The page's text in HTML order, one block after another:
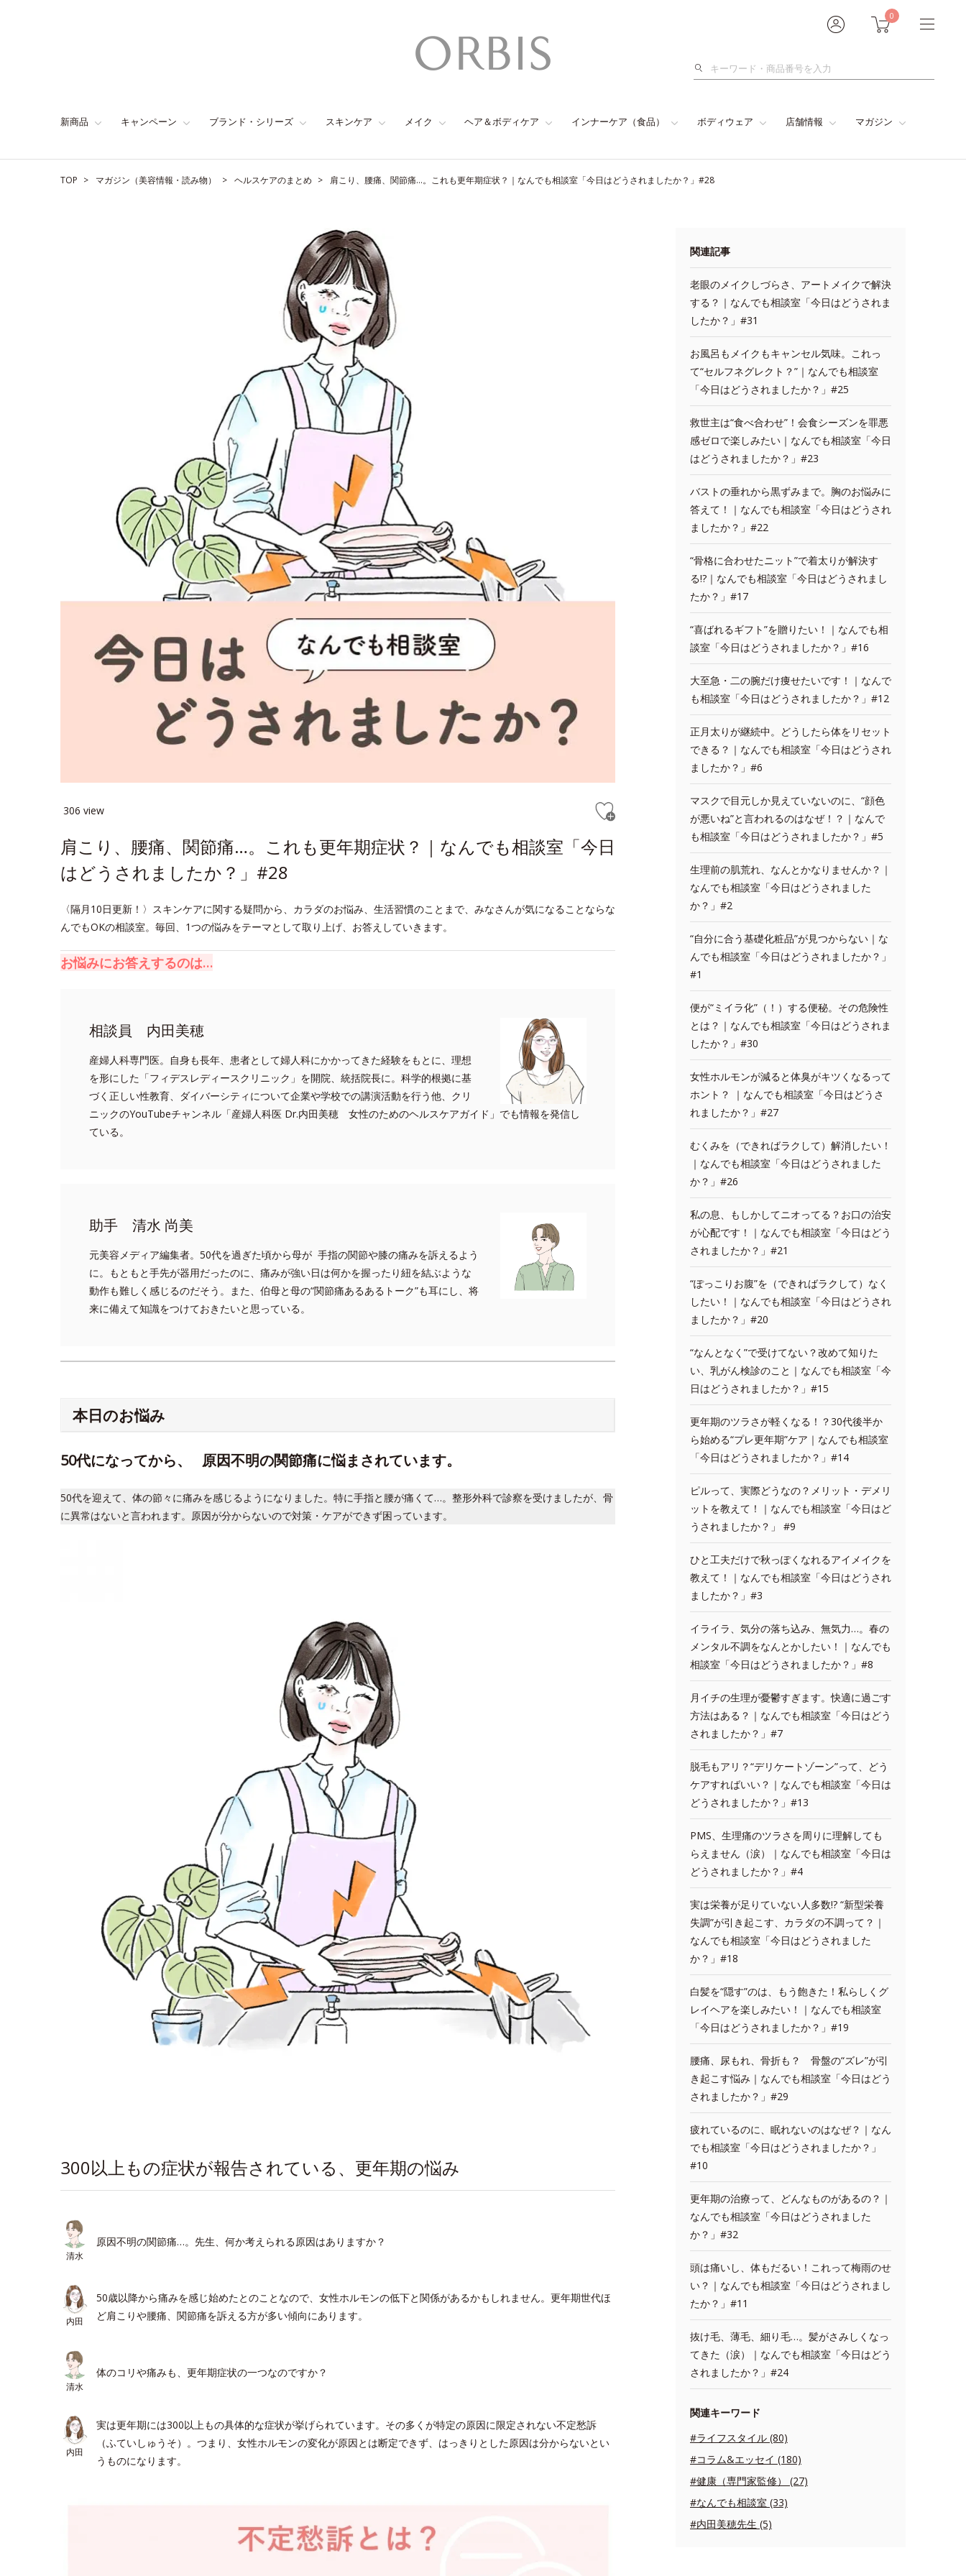
0
検
新商品 キャンペーン ブランド・シリーズ スキンケア メイク ヘア＆ボディケア インナーケア（食品） ボディウェア 店舗情報 マガジン
TOP マガジン（美容情報・読み物） ヘルスケアのまとめ 肩こり、腰痛、関節痛…。これも更年期症状？｜なんでも相談室「今日はどうされましたか？」#28
306 view
肩こり、腰痛、関節痛…。これも更年期症状？｜なんでも相談室「今日
はどうされましたか？」#28
〈隔月10日更新！〉スキンケアに関する疑問から、カラダのお悩み、生活習慣のことまで、みなさんが気になることならな
んでもOKの相談室。毎回、1つの悩みをテーマとして取り上げ、お答えしていきます。
お悩みにお答えするのは…
相談員 内田美穂
産婦人科専門医。自身も長年、患者として婦人科にかかってきた経験をもとに、理想
を形にした「フィデスレディースクリニック」を開院、統括院長に。科学的根拠に基
づく正しい性教育、ダイバーシティについて企業や学校での講演活動を行う他、クリ
ニックのYouTubeチャンネル「産婦人科医 Dr.内田美穂 女性のためのヘルスケアガイド」でも情報を発信し
ている。
助手 清水 尚美
元美容メディア編集者。50代を過ぎた頃から母が 手指の関節や膝の痛みを訴えるよう
に。もともと手先が器用だったのに、痛みが強い日は何かを握ったり紐を結ぶような
動作も難しく感じるのだそう。また、伯母と母の“関節痛あるあるトーク”も耳にし、将
来に備えて知識をつけておきたいと思っている。
本日のお悩み
50代になってから、 原因不明の関節痛に悩まされています。
50代を迎えて、体の節々に痛みを感じるようになりました。特に手指と腰が痛くて…。整形外科で診察を受けましたが、骨
に異常はないと言われます。原因が分からないので対策・ケアができず困っています。
300以上もの症状が報告されている、更年期の悩み
清水
原因不明の関節痛…。先生、何か考えられる原因はありますか？
内田
50歳以降から痛みを感じ始めたとのことなので、女性ホルモンの低下と関係があるかもしれません。更年期世代ほ
ど肩こりや腰痛、関節痛を訴える方が多い傾向にあります。
清水
体のコリや痛みも、更年期症状の一つなのですか？
内田
実は更年期には300以上もの具体的な症状が挙げられています。その多くが特定の原因に限定されない不定愁訴
（ふていしゅうそ）。つまり、女性ホルモンの変化が原因とは断定できず、はっきりとした原因は分からないとい
うものになります。
関連記事
老眼のメイクしづらさ、アートメイクで解決
する？｜なんでも相談室「今日はどうされま
したか？」#31
お風呂もメイクもキャンセル気味。これっ
て“セルフネグレクト？”｜なんでも相談室
「今日はどうされましたか？」#25
救世主は“食べ合わせ”！会食シーズンを罪悪
感ゼロで楽しみたい｜なんでも相談室「今日
はどうされましたか？」#23
バストの垂れから黒ずみまで。胸のお悩みに
答えて！｜なんでも相談室「今日はどうされ
ましたか？」#22
“骨格に合わせたニット”で着太りが解決す
る!?｜なんでも相談室「今日はどうされまし
たか？」#17
“喜ばれるギフト”を贈りたい！｜なんでも相
談室「今日はどうされましたか？」#16
大至急・二の腕だけ痩せたいです！｜なんで
も相談室「今日はどうされましたか？」#12
正月太りが継続中。どうしたら体をリセット
できる？｜なんでも相談室「今日はどうされ
ましたか？」#6
マスクで目元しか見えていないのに、“顔色
が悪いね”と言われるのはなぜ！？｜なんで
も相談室「今日はどうされましたか？」#5
生理前の肌荒れ、なんとかなりませんか？｜
なんでも相談室「今日はどうされました
か？」#2
“自分に合う基礎化粧品”が見つからない｜な
んでも相談室「今日はどうされましたか？」
#1
便が“ミイラ化”（！）する便秘。その危険性
とは？｜なんでも相談室「今日はどうされま
したか？」#30
女性ホルモンが減ると体臭がキツくなるって
ホント？ ｜なんでも相談室「今日はどうさ
れましたか？」#27
むくみを（できればラクして）解消したい！
｜なんでも相談室「今日はどうされました
か？」#26
私の息、もしかしてニオってる？お口の治安
が心配です！｜なんでも相談室「今日はどう
されましたか？」#21
“ぽっこりお腹”を（できればラクして）なく
したい！｜なんでも相談室「今日はどうされ
ましたか？」#20
“なんとなく”で受けてない？改めて知りた
い、乳がん検診のこと｜なんでも相談室「今
日はどうされましたか？」#15
更年期のツラさが軽くなる！？30代後半か
ら始める“プレ更年期”ケア｜なんでも相談室
「今日はどうされましたか？」#14
ピルって、実際どうなの？メリット・デメリ
ットを教えて！｜なんでも相談室「今日はど
うされましたか？」 #9
ひと工夫だけで秋っぽくなれるアイメイクを
教えて！｜なんでも相談室「今日はどうされ
ましたか？」#3
イライラ、気分の落ち込み、無気力…。春の
メンタル不調をなんとかしたい！｜なんでも
相談室「今日はどうされましたか？」#8
月イチの生理が憂鬱すぎます。快適に過ごす
方法はある？｜なんでも相談室「今日はどう
されましたか？」#7
脱毛もアリ？“デリケートゾーン”って、どう
ケアすればいい？｜なんでも相談室「今日は
どうされましたか？」#13
PMS、生理痛のツラさを周りに理解しても
らえません（涙）｜なんでも相談室「今日は
どうされましたか？」#4
実は栄養が足りていない人多数!? “新型栄養
失調”が引き起こす、カラダの不調って？｜
なんでも相談室「今日はどうされました
か？」#18
白髪を“隠す”のは、もう飽きた！私らしくグ
レイヘアを楽しみたい！｜なんでも相談室
「今日はどうされましたか？」#19
腰痛、尿もれ、骨折も？ 骨盤の“ズレ”が引
き起こす悩み｜なんでも相談室「今日はどう
されましたか？」#29
疲れているのに、眠れないのはなぜ？｜なん
でも相談室「今日はどうされましたか？」
#10
更年期の治療って、どんなものがあるの？｜
なんでも相談室「今日はどうされました
か？」#32
頭は痛いし、体もだるい！これって梅雨のせ
い？｜なんでも相談室「今日はどうされまし
たか？」#11
抜け毛、薄毛、細り毛…。髪がさみしくなっ
てきた（涙）｜なんでも相談室「今日はどう
されましたか？」#24
関連キーワード
#ライフスタイル (80)
#コラム&エッセイ (180)
#健康（専門家監修） (27)
#なんでも相談室 (33)
#内田美穂先生 (5)